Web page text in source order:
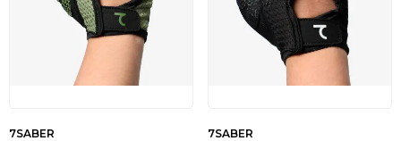
7SABER 7SABER